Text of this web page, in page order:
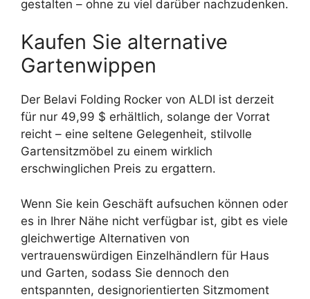
gestalten – ohne zu viel darüber nachzudenken.
Kaufen Sie alternative
Gartenwippen
Der Belavi Folding Rocker von ALDI ist derzeit
für nur 49,99 $ erhältlich, solange der Vorrat
reicht – eine seltene Gelegenheit, stilvolle
Gartensitzmöbel zu einem wirklich
erschwinglichen Preis zu ergattern.
Wenn Sie kein Geschäft aufsuchen können oder
es in Ihrer Nähe nicht verfügbar ist, gibt es viele
gleichwertige Alternativen von
vertrauenswürdigen Einzelhändlern für Haus
und Garten, sodass Sie dennoch den
entspannten, designorientierten Sitzmoment